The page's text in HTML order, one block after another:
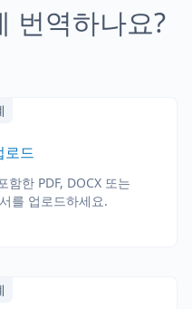
번역하나요?
로드
함한 PDF, DOCX 또는
를 업로드하세요.